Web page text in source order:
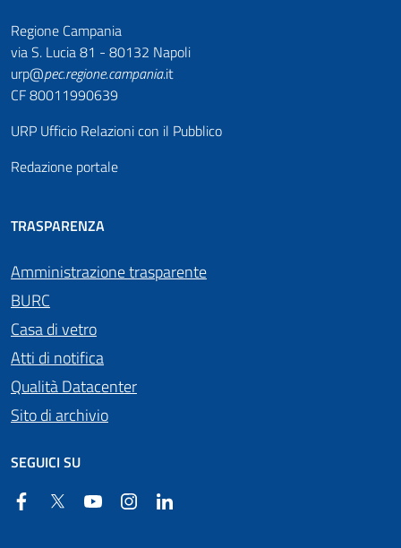
Regione Campania
via S. Lucia 81 - 80132 Napoli
urp@pec.regione.campania.it
CF 80011990639
URP Ufficio Relazioni con il Pubblico
Redazione portale
TRASPARENZA
Amministrazione trasparente
BURC
Casa di vetro
Atti di notifica
Qualità Datacenter
Sito di archivio
SEGUICI SU
FacebookTwitter YouTube Instagram